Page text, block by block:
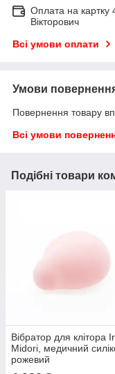
Оплата на картку
Вікторович
Всі умови оплати
Умови
Повернення товару
Всі умови
Подібні товари
Вібратор для клітора
Midori, медичний
рожевий